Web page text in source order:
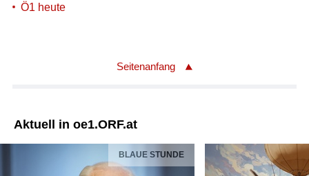
Ö1 heute
Seitenanfang
Aktuell in oe1.ORF.at
BLAUE STUNDE